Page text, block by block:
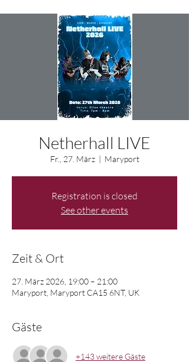
Netherhall LIVE
Fr., 27. März
  |
Maryport
Registration is closed
See other events
Zeit & Ort
27. März 2026, 19:00 – 21:00
Maryport, Maryport CA15 6NT, UK
Gäste
+143 weitere Gäste